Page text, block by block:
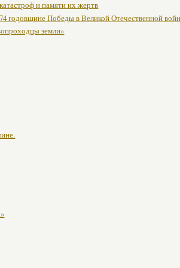
и памяти их жертв
Победы в Великой Отечественной
земли»